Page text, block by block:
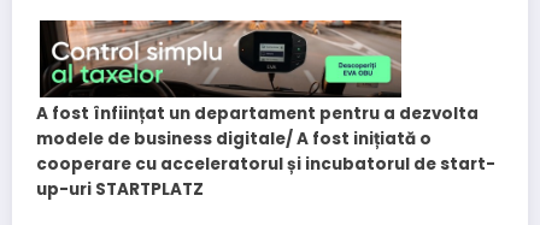
A fost înființat un departament pentru a dezvolta
modele de business digitale/A fost inițiată o
cooperare cu acceleratorul și incubatorul de start-
up-uri STARTPLATZ